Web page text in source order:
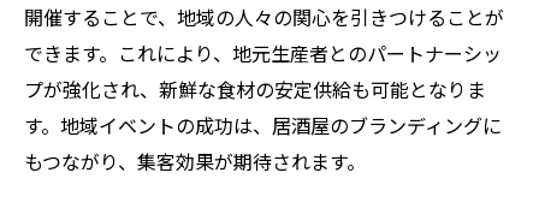
開催することで、地域の人々の関心を引きつけることが
できます。これにより、地元生産者とのパートナーシッ
プが強化され、新鮮な食材の安定供給も可能となりま
す。地域イベントの成功は、居酒屋のブランディングに
もつながり、集客効果が期待されます。